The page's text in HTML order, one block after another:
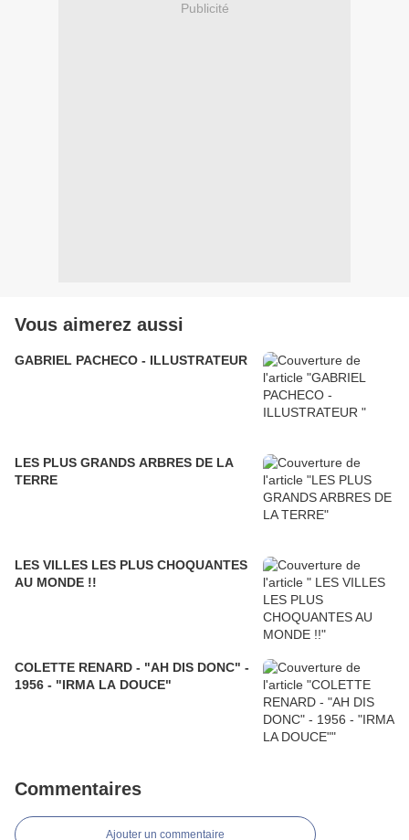
Publicité
Vous aimerez aussi
GABRIEL PACHECO - ILLUSTRATEUR
LES PLUS GRANDS ARBRES DE LA
TERRE
LES VILLES LES PLUS CHOQUANTES
AU MONDE !!
COLETTE RENARD - "AH DIS DONC" -
1956 - "IRMA LA DOUCE"
Commentaires
Ajouter un commentaire